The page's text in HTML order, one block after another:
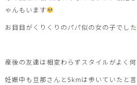
ゃんもいます
お目目がくりくりのパパ似の女の子でした
産後の友達は相変わらずスタイルがよく
妊娠中も旦那さんと5kmは歩いていたと